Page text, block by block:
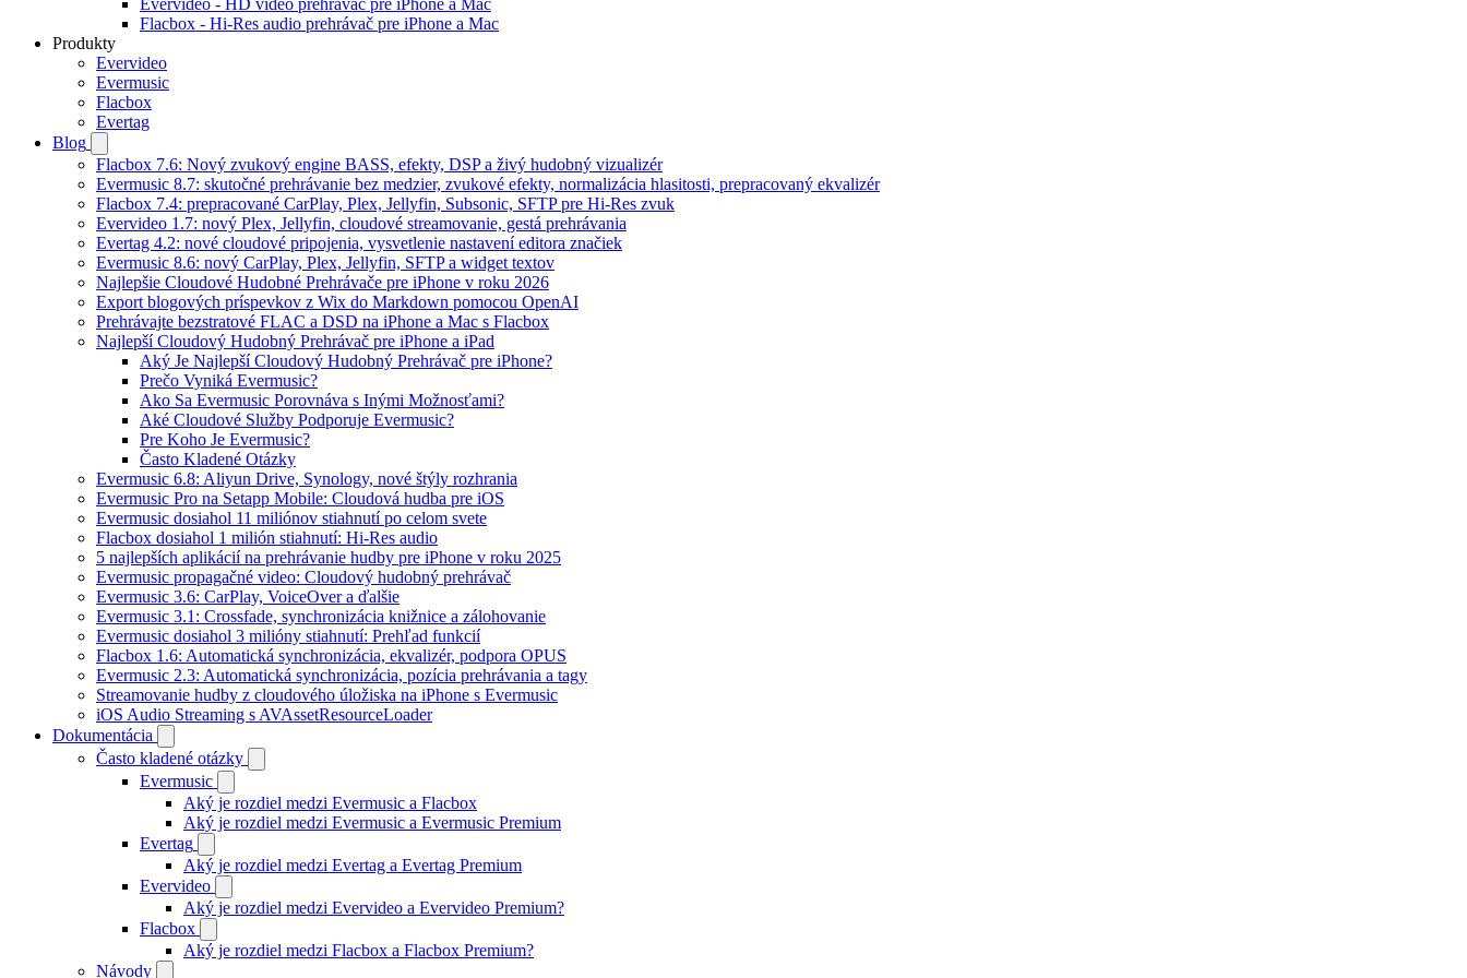
Evervideo - HD video prehrávač pre iPhone a Mac
Flacbox - Hi-Res audio prehrávač pre iPhone a Mac
Produkty
Evervideo
Evermusic
Flacbox
Evertag
Blog
Flacbox 7.6: Nový zvukový engine BASS, efekty, DSP a živý hudobný vizualizér
Evermusic 8.7: skutočné prehrávanie bez medzier, zvukové efekty, normalizácia hlasitosti, prepracovaný ekvalizér
Flacbox 7.4: prepracované CarPlay, Plex, Jellyfin, Subsonic, SFTP pre Hi-Res zvuk
Evervideo 1.7: nový Plex, Jellyfin, cloudové streamovanie, gestá prehrávania
Evertag 4.2: nové cloudové pripojenia, vysvetlenie nastavení editora značiek
Evermusic 8.6: nový CarPlay, Plex, Jellyfin, SFTP a widget textov
Najlepšie Cloudové Hudobné Prehrávače pre iPhone v roku 2026
Export blogových príspevkov z Wix do Markdown pomocou OpenAI
Prehrávajte bezstratové FLAC a DSD na iPhone a Mac s Flacbox
Najlepší Cloudový Hudobný Prehrávač pre iPhone a iPad
Aký Je Najlepší Cloudový Hudobný Prehrávač pre iPhone?
Prečo Vyniká Evermusic?
Ako Sa Evermusic Porovnáva s Inými Možnosťami?
Aké Cloudové Služby Podporuje Evermusic?
Pre Koho Je Evermusic?
Často Kladené Otázky
Evermusic 6.8: Aliyun Drive, Synology, nové štýly rozhrania
Evermusic Pro na Setapp Mobile: Cloudová hudba pre iOS
Evermusic dosiahol 11 miliónov stiahnutí po celom svete
Flacbox dosiahol 1 milión stiahnutí: Hi-Res audio
5 najlepších aplikácií na prehrávanie hudby pre iPhone v roku 2025
Evermusic propagačné video: Cloudový hudobný prehrávač
Evermusic 3.6: CarPlay, VoiceOver a ďalšie
Evermusic 3.1: Crossfade, synchronizácia knižnice a zálohovanie
Evermusic dosiahol 3 milióny stiahnutí: Prehľad funkcií
Flacbox 1.6: Automatická synchronizácia, ekvalizér, podpora OPUS
Evermusic 2.3: Automatická synchronizácia, pozícia prehrávania a tagy
Streamovanie hudby z cloudového úložiska na iPhone s Evermusic
iOS Audio Streaming s AVAssetResourceLoader
Dokumentácia
Často kladené otázky
Evermusic
Aký je rozdiel medzi Evermusic a Flacbox
Aký je rozdiel medzi Evermusic a Evermusic Premium
Evertag
Aký je rozdiel medzi Evertag a Evertag Premium
Evervideo
Aký je rozdiel medzi Evervideo a Evervideo Premium?
Flacbox
Aký je rozdiel medzi Flacbox a Flacbox Premium?
Návody